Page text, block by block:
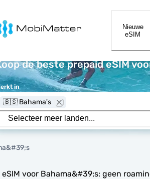
Nieuwe
eSIM
de beste prepaid eSIM
in
🇧🇸 Bahama's
voor Bahama&#39;s: geen